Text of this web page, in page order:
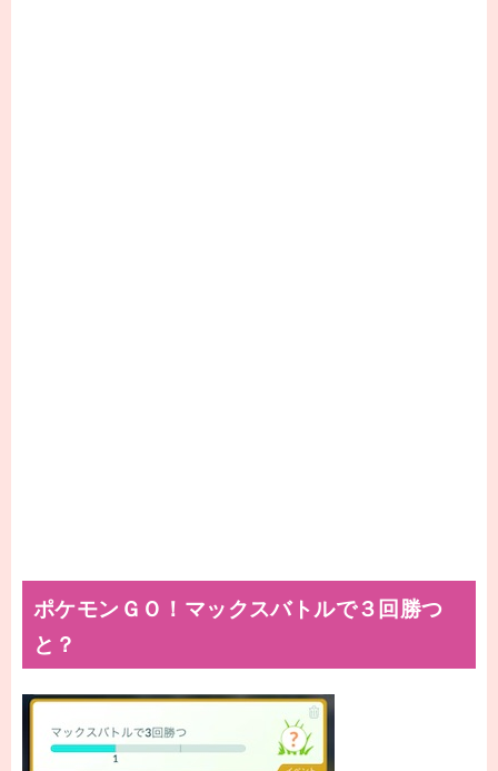
ポケモンＧＯ！マックスバトルで３回勝つ
と？